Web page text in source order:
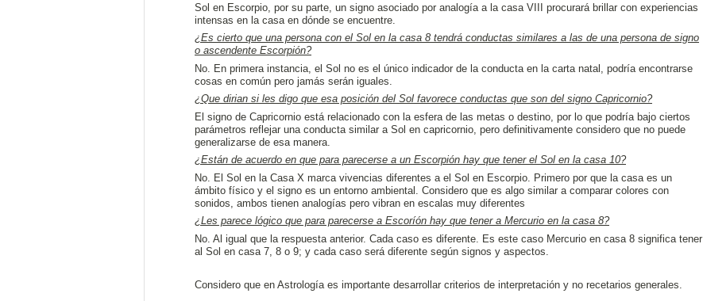
Sol en Escorpio, por su parte, un signo asociado por analogía a la casa VIII procurará brillar con experiencias
intensas en la casa en dónde se encuentre.
¿Es cierto que una persona con el Sol en la casa 8 tendrá conductas similares a las de una persona de signo
o ascendente Escorpión?
No. En primera instancia, el Sol no es el único indicador de la conducta en la carta natal, podría encontrarse
cosas en común pero jamás serán iguales.
¿Que dirian si les digo que esa posición del Sol favorece conductas que son del signo Capricornio?
El signo de Capricornio está relacionado con la esfera de las metas o destino, por lo que podría bajo ciertos
parámetros reflejar una conducta similar a Sol en capricornio, pero definitivamente considero que no puede
generalizarse de esa manera.
¿Están de acuerdo en que para parecerse a un Escorpión hay que tener el Sol en la casa 10?
No. El Sol en la Casa X marca vivencias diferentes a el Sol en Escorpio. Primero por que la casa es un
ámbito físico y el signo es un entorno ambiental. Considero que es algo similar a comparar colores con
sonidos, ambos tienen analogías pero vibran en escalas muy diferentes
¿Les parece lógico que para parecerse a Escoríón hay que tener a Mercurio en la casa 8?
No. Al igual que la respuesta anterior. Cada caso es diferente. Es este caso Mercurio en casa 8 significa tener
al Sol en casa 7, 8 o 9; y cada caso será diferente según signos y aspectos.
Considero que en Astrología es importante desarrollar criterios de interpretación y no recetarios generales.